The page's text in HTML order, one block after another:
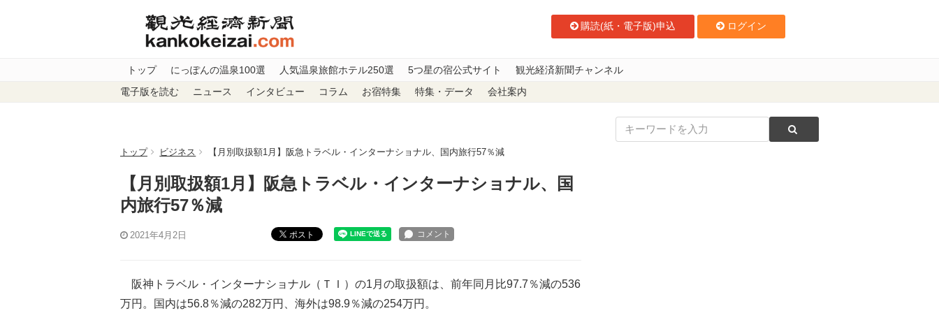
購読(紙・電子版)申込 ログイン
トップ にっぽんの温泉100選 人気温泉旅館ホテル250選 5つ星の宿公式サイト 観光経済新聞チャンネル
電子版を読む ニュース インタビュー コラム お宿特集 特集・データ 会社案内
トップ ビジネス 【月別取扱額1月】阪急トラベル・インターナショナル、国内旅行57％減
【月別取扱額1月】阪急トラベル・インターナショナル、国
内旅行57％減
2021年4月2日 ポスト
阪神トラベル・インターナショナル（ＴＩ）の1月の取扱額は、前年同月比97.7％減の536
万円。国内は56.8％減の282万円、海外は98.9％減の254万円。